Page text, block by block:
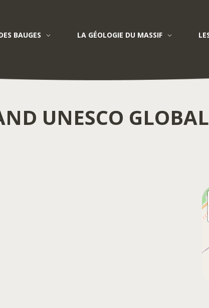
BAUGES LA GÉOLOGIE DU MASSIF
UNESCO